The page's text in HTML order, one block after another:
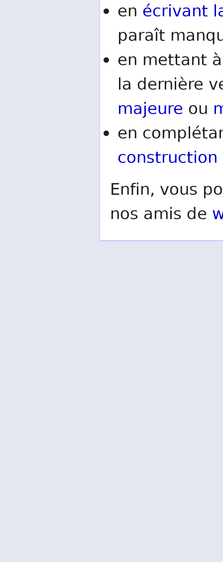
en écrivant
paraît
en mettant
la dernière
majeure ou
en
construction
Enfin, vous
nos amis de